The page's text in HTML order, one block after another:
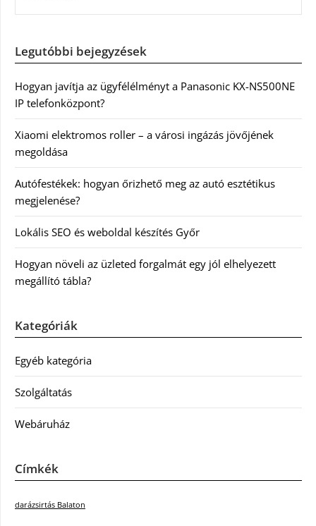
Legutóbbi bejegyzések
Hogyan javítja az ügyfélélményt a Panasonic KX-NS500NE
IP telefonközpont?
Xiaomi elektromos roller – a városi ingázás jövőjének
megoldása
Autófestékek: hogyan őrizhető meg az autó esztétikus
megjelenése?
Lokális SEO és weboldal készítés Győr
Hogyan növeli az üzleted forgalmát egy jól elhelyezett
megállító tábla?
Kategóriák
Egyéb kategória
Szolgáltatás
Webáruház
Címkék
darázsirtás Balaton